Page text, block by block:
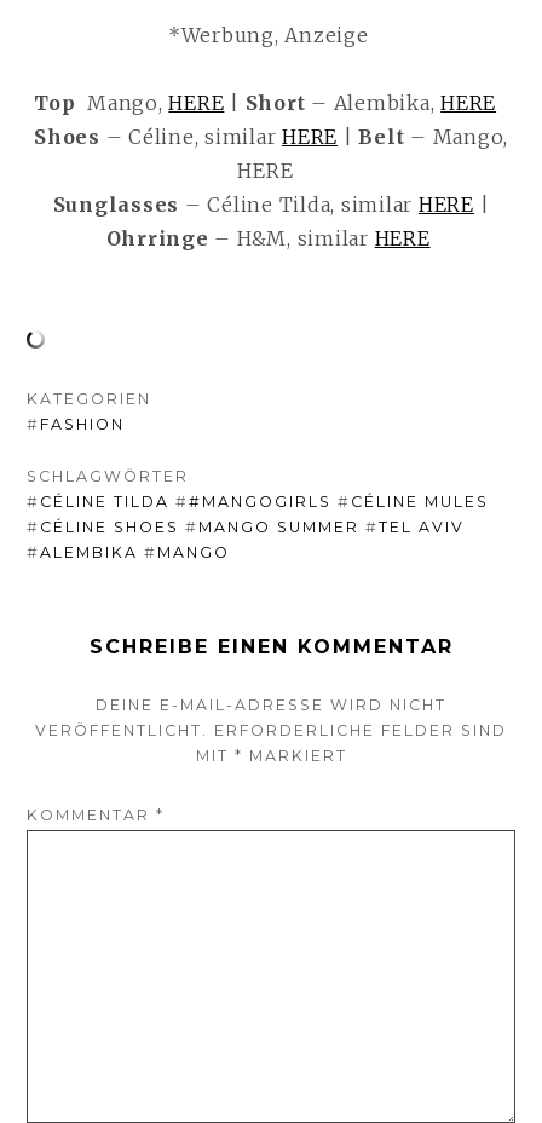
*Werbung, Anzeige
Top Mango,HERE Short – Alembika,HERE
Shoes – Céline, similar HERE |Belt – Mango,
HERE
Sunglasses – Céline Tilda, similar HERE
Ohrringe – H&M, similar HERE
KATEGORIEN
# FASHION
SCHLAGWÖRTER
# CÉLINE TILDA ##MANGOGIRLS # CÉLINE MULES
# CÉLINE SHOES # MANGO SUMMER #TEL AVIV
#ALEMBIKA # MANGO
SCHREIBE EINEN KOMMENTAR
DEINE E-MAIL-ADRESSE WIRD NICHT
VERÖFFENTLICHT. ERFORDERLICHE FELDER SIND
MIT * MARKIERT
KOMMENTAR*